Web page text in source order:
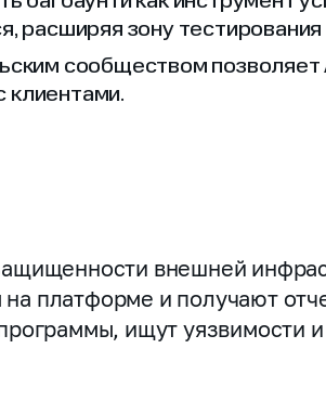
расширяя зону
сообществом
клиентами.
внешней
платформе и получают
ищут уязвимости